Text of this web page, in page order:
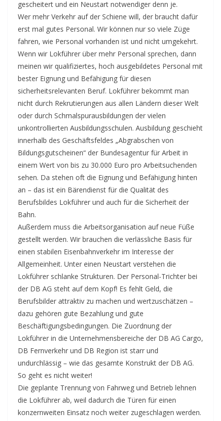
gescheitert und ein Neustart notwendiger denn je.
Wer mehr Verkehr auf der Schiene will, der braucht dafür
erst mal gutes Personal. Wir können nur so viele Züge
fahren, wie Personal vorhanden ist und nicht umgekehrt.
Wenn wir Lokführer über mehr Personal sprechen, dann
meinen wir qualifiziertes, hoch ausgebildetes Personal mit
bester Eignung und Befähigung für diesen
sicherheitsrelevanten Beruf. Lokführer bekommt man
nicht durch Rekrutierungen aus allen Ländern dieser Welt
oder durch Schmalspurausbildungen der vielen
unkontrollierten Ausbildungsschulen. Ausbildung geschieht
innerhalb des Geschäftsfeldes „Abgrabschen von
Bildungsgutscheinen“ der Bundesagentur für Arbeit in
einem Wert von bis zu 30.000 Euro pro Arbeitsuchenden
sehen. Da stehen oft die Eignung und Befähigung hinten
an – das ist ein Bärendienst für die Qualität des
Berufsbildes Lokführer und auch für die Sicherheit der
Bahn.
Außerdem muss die Arbeitsorganisation auf neue Füße
gestellt werden. Wir brauchen die verlässliche Basis für
einen stabilen Eisenbahnverkehr im Interesse der
Allgemeinheit. Unter einen Neustart verstehen die
Lokführer schlanke Strukturen. Der Personal-Trichter bei
der DB AG steht auf dem Kopf! Es fehlt Geld, die
Berufsbilder attraktiv zu machen und wertzuschätzen –
dazu gehören gute Bezahlung und gute
Beschäftigungsbedingungen. Die Zuordnung der
Lokführer in die Unternehmensbereiche der DB AG Cargo,
DB Fernverkehr und DB Region ist starr und
undurchlässig – wie das gesamte Konstrukt der DB AG.
So geht es nicht weiter!
Die geplante Trennung von Fahrweg und Betrieb lehnen
die Lokführer ab, weil dadurch die Türen für einen
konzernweiten Einsatz noch weiter zugeschlagen werden.